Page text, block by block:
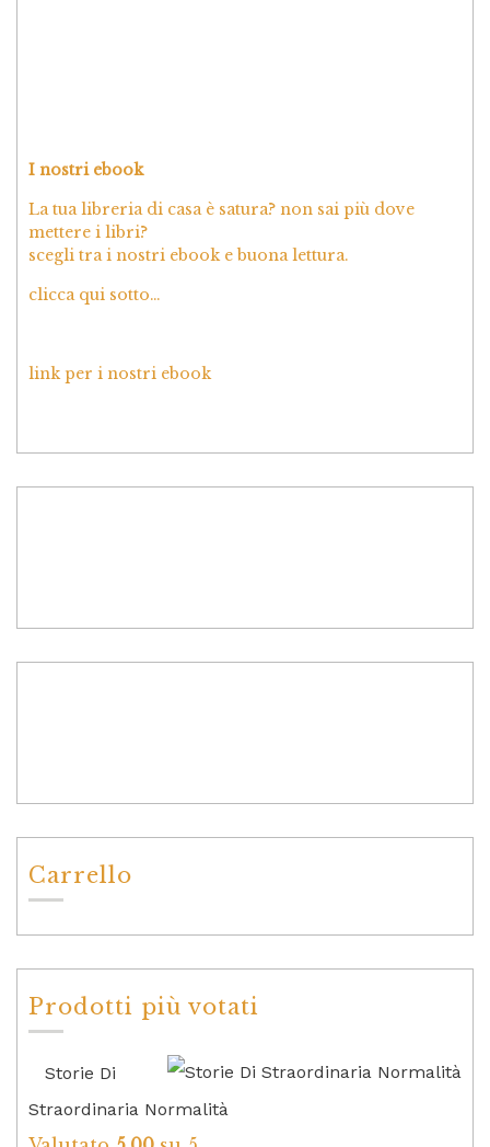
I nostri ebook
La tua libreria di casa è satura? non sai più dove
mettere i libri?
scegli tra i nostri ebook e buona lettura.
clicca qui sotto…
link per i nostri ebook
Carrello
Prodotti più votati
Storie Di
Straordinaria Normalità